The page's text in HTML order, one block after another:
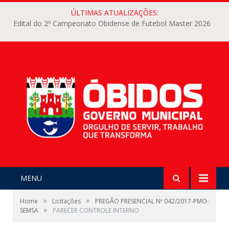
ÚLTIMAS ATUALIZAÇÕES:
Edital do 2º Campeonato Obidense de Futebol Master 2026
MENU
Home » Licitações »
PREGÃO PRESENCIAL Nº 042/2017-PMO-
SEMSA » PARECER CONTROLE INTERNO